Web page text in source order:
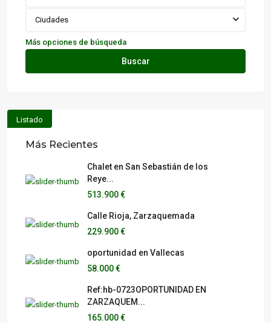
Ciudades
Más opciones de búsqueda
Buscar
Listado
Más Recientes
Chalet en San Sebastián de los
Reye...
513.900 €
Calle Rioja, Zarzaquemada
229.900 €
oportunidad en Vallecas
58.000 €
Ref:hb-0723OPORTUNIDAD EN
ZARZAQUEM...
165.000 €